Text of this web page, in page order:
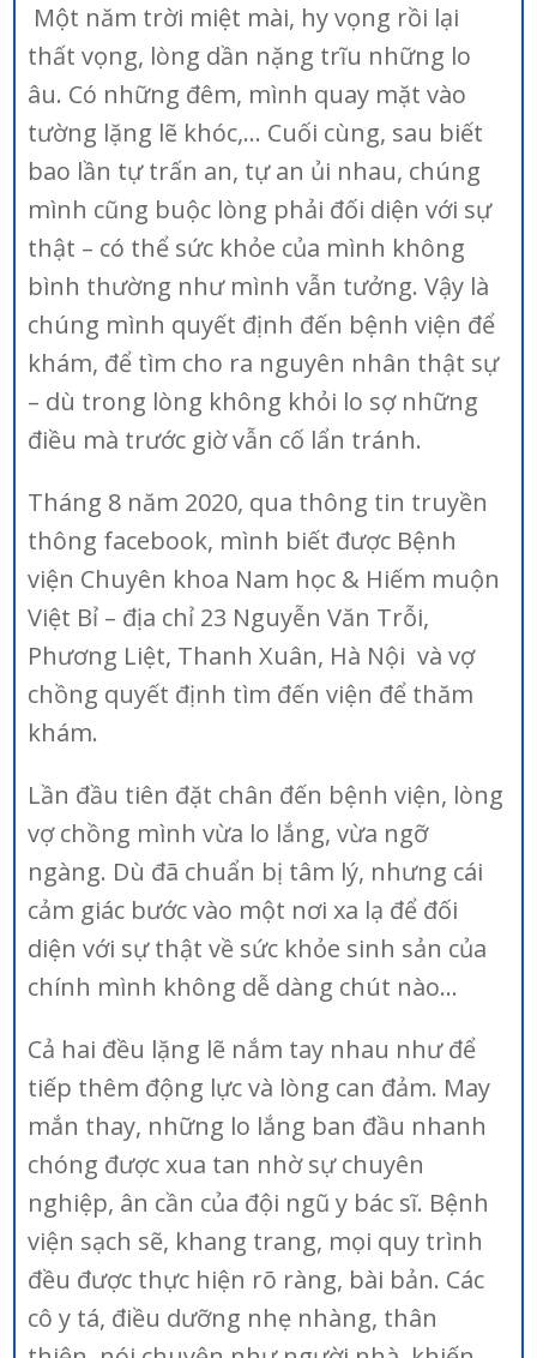
Một năm trời miệt mài, hy vọng rồi lại
thất vọng, lòng dần nặng trĩu những lo
âu. Có những đêm, mình quay mặt vào
tường lặng lẽ khóc,… Cuối cùng, sau biết
bao lần tự trấn an, tự an ủi nhau, chúng
mình cũng buộc lòng phải đối diện với sự
thật – có thể sức khỏe của mình không
bình thường như mình vẫn tưởng. Vậy là
chúng mình quyết định đến bệnh viện để
khám, để tìm cho ra nguyên nhân thật sự
– dù trong lòng không khỏi lo sợ những
điều mà trước giờ vẫn cố lẩn tránh.
Tháng 8 năm 2020, qua thông tin truyền
thông facebook, mình biết được Bệnh
viện Chuyên khoa Nam học & Hiếm muộn
Việt Bỉ – địa chỉ 23 Nguyễn Văn Trỗi,
Phương Liệt, Thanh Xuân, Hà Nội và vợ
chồng quyết định tìm đến viện để thăm
khám.
Lần đầu tiên đặt chân đến bệnh viện, lòng
vợ chồng mình vừa lo lắng, vừa ngỡ
ngàng. Dù đã chuẩn bị tâm lý, nhưng cái
cảm giác bước vào một nơi xa lạ để đối
diện với sự thật về sức khỏe sinh sản của
chính mình không dễ dàng chút nào…
Cả hai đều lặng lẽ nắm tay nhau như để
tiếp thêm động lực và lòng can đảm. May
mắn thay, những lo lắng ban đầu nhanh
chóng được xua tan nhờ sự chuyên
nghiệp, ân cần của đội ngũ y bác sĩ. Bệnh
viện sạch sẽ, khang trang, mọi quy trình
đều được thực hiện rõ ràng, bài bản. Các
cô y tá, điều dưỡng nhẹ nhàng, thân